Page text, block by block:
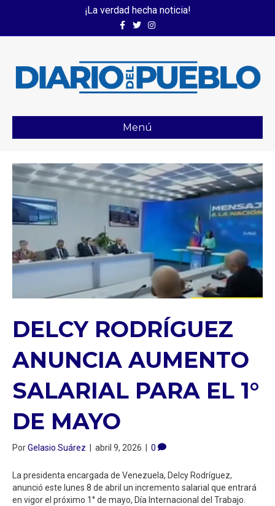
¡La verdad hecha noticia!
FacebookTwitterInstagram
Menú
DELCY RODRÍGUEZ
ANUNCIA AUMENTO
SALARIAL PARA EL 1°
DE MAYO
PorGelasio Suárez abril 9, 2026 0
La presidenta encargada de Venezuela, Delcy Rodríguez,
anunció este lunes 8 de abril un incremento salarial que entrará
en vigor el próximo 1° de mayo, Día Internacional del Trabajo.